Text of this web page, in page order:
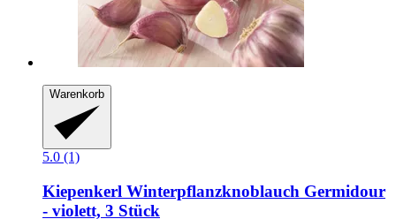
Warenkorb
5.0 (1)
Kiepenkerl Winterpflanzknoblauch Germidour
-​ violett, 3 Stück